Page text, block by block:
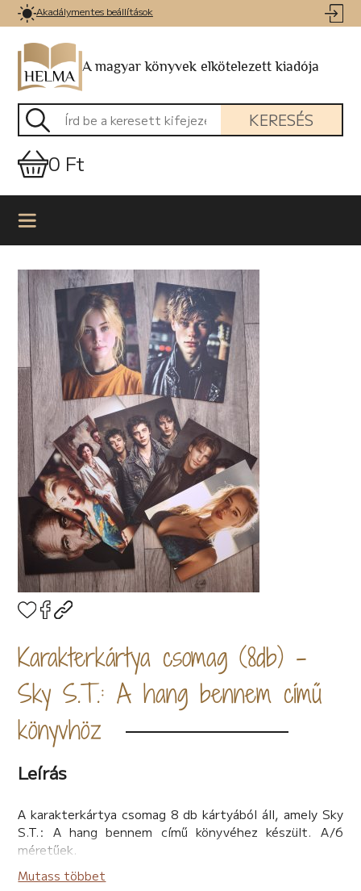
Akadálymentes beállítások
A magyar könyvek elkötelezett kiadója
KERESÉS
0 Ft
Karakterkártya csomag (8db) -
Sky S.T.: A hang bennem című
könyvhöz
Leírás
A karakterkártya csomag 8 db kártyából áll, amely Sky
S.T.: A hang bennem című könyvéhez készült. A/6
méretűek.
Mutass többet